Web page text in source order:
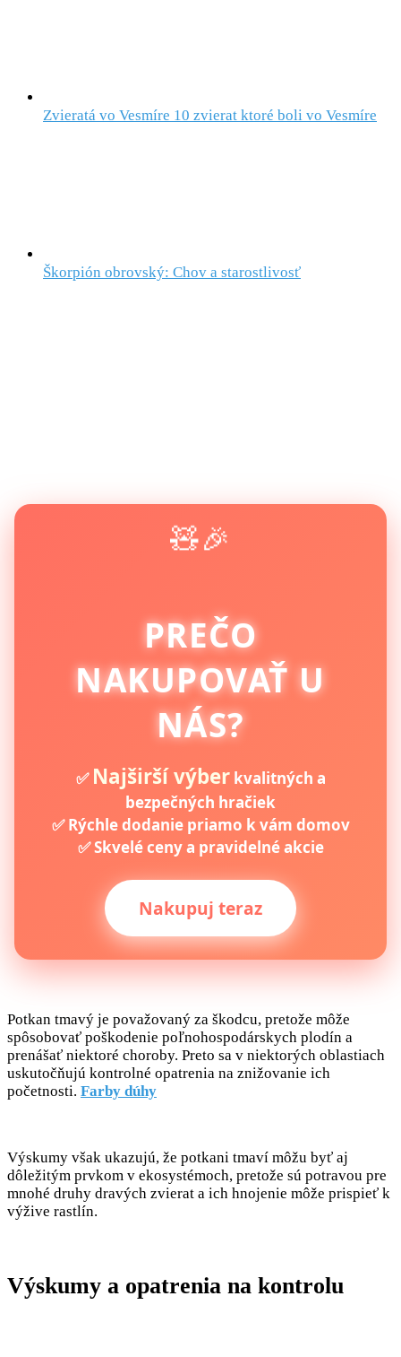
Zvieratá vo Vesmíre 10 zvierat ktoré boli vo Vesmíre
Škorpión obrovský: Chov a starostlivosť
🧸🎉
PREČO
NAKUPOVAŤ U
NÁS?
✅ Najširší výberkvalitných a
bezpečných hračiek
✅ Rýchle dodanie priamo k vám domov
✅ Skvelé ceny a pravidelné akcie
Nakupuj teraz
Potkan tmavý je považovaný za škodcu, pretože môže
spôsobovať poškodenie poľnohospodárskych plodín a
prenášať niektoré choroby. Preto sa v niektorých oblastiach
uskutočňujú kontrolné opatrenia na znižovanie ich
početnosti. Farby dúhy
Výskumy však ukazujú, že potkani tmaví môžu byť aj
dôležitým prvkom v ekosystémoch, pretože sú potravou pre
mnohé druhy dravých zvierat a ich hnojenie môže prispieť k
výžive rastlín.
Výskumy a opatrenia na kontrolu